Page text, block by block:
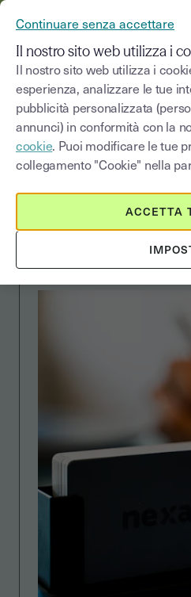
Nexal
con la firma
Continuare senza accettare
Il nostro sito web utilizza i
Il nostro sito web utilizza i
esperienza, analizzare le tue
pubblicità personalizzata
annunci) in conformità con la
cookie. Puoi modificare le tue
collegamento "Cookie" nella
ACCETTA